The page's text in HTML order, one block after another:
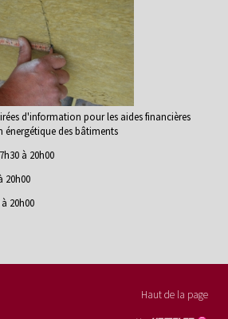
d'information pour les aides financières
des bâtiments
à 20h00
20h00
20h00
Haut de la page